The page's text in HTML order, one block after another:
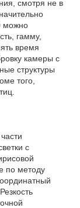
смотря не в
можно
гамму,
время
камеры с
структуры
того,
с
по методу